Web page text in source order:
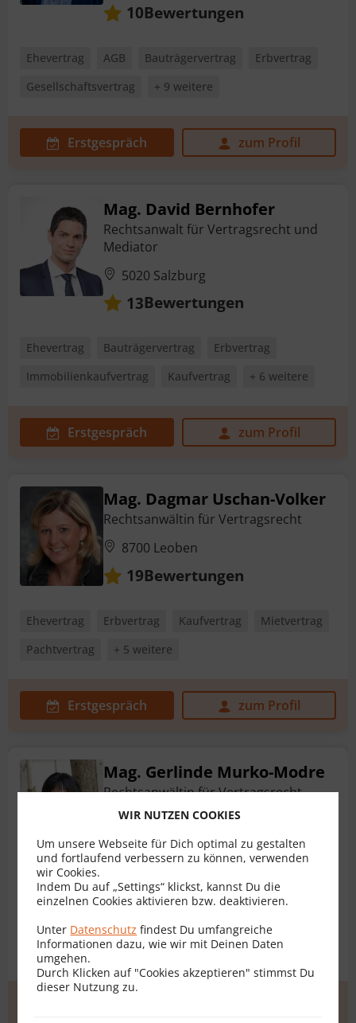
10Bewertungen
Ehevertrag AGB Bauträgervertrag
Erbvertrag
Gesellschaftsvertrag
+ 9 weitere
Erstgespräch zum Profil
Mag. David Bernhofer
Rechtsanwalt für Vertragsrecht und
Mediator
5020 Salzburg
13Bewertungen
Ehevertrag Bauträgervertrag
Erbvertrag
Immobilienkaufvertrag
Kaufvertrag + 6 weitere
Erstgespräch zum Profil
Mag. Dagmar Uschan-Volker
Rechtsanwältin für Vertragsrecht
8700 Leoben
19Bewertungen
Ehevertrag Erbvertrag Kaufvertrag
Mietvertrag
Pachtvertrag
+ 5 weitere
Erstgespräch zum Profil
Mag. Gerlinde Murko-Modre
Rechtsanwältin für Vertragsrecht
9020 Klagenfurt
4Bewertungen
Ehevertrag Arbeitsvertrag
Baurechtsvertrag
Bauträgervertrag
Darlehensvertrag
DSGVO
+ 16 weitere
WIR NUTZEN COOKIES
Um unsere Webseite für Dich optimal zu gestalten
und fortlaufend verbessern zu können, verwenden
wir Cookies.
Indem Du auf „Settings“ klickst, kannst Du die
einzelnen Cookies aktivieren bzw. deaktivieren.
Unter Datenschutz findest Du umfangreiche
Informationen dazu, wie wir mit Deinen Daten
umgehen.
Durch Klicken auf "Cookies akzeptieren" stimmst Du
dieser Nutzung zu.